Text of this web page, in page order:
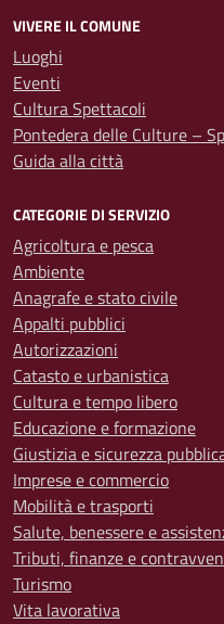
VIVERE IL COMUNE
Luoghi
Eventi
Cultura Spettacoli
Pontedera delle Culture –
Guida alla città
CATEGORIE DI SERVIZIO
Agricoltura e pesca
Ambiente
Anagrafe e stato civile
Appalti pubblici
Autorizzazioni
Catasto e urbanistica
Cultura e tempo libero
Educazione e formazione
Giustizia e sicurezza
Imprese e commercio
Mobilità e trasporti
Salute, benessere e
Tributi, finanze e
Turismo
Vita lavorativa